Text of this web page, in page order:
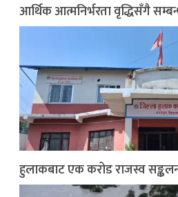
आर्थिक आत्मनिर्भरता वृद्धिसँगै
हुलाकबाट एक करोड राजस्व